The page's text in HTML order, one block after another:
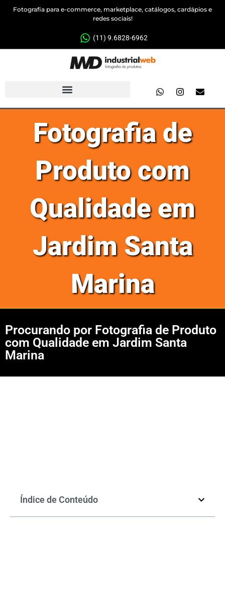
Fotografia para e-commerce, marketplace, catálogos, cardápios e
redes sociais!
(11) 9.6828-6962
Fotografia de
Produto com
Qualidade em
Jardim Santa
Marina
Procurando por Fotografia de Produto
com Qualidade em Jardim Santa
Marina
Índice de Conteúdo